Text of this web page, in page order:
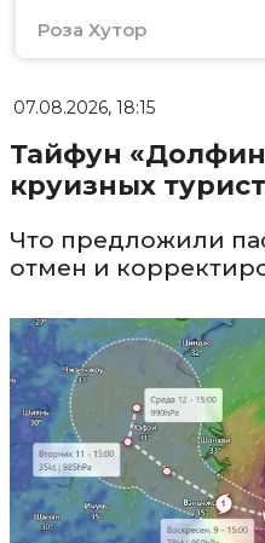
Роза Хутор
07.08.2026, 18:15
Тайфун
круизных
Что предложили
отмен и